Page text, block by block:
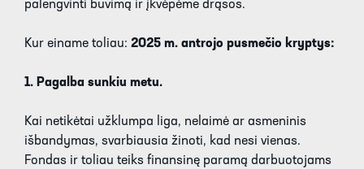
palengvinti buvimą ir įkvėpėme drąsos.
Kur einame toliau: 2025 m. antrojo pusmečio kryptys:
1. Pagalba sunkiu metu.
Kai netikėtai užklumpa liga, nelaimė ar asmeninis
išbandymas, svarbiausia žinoti, kad nesi vienas.
Fondas ir toliau teiks finansinę paramą darbuotojams